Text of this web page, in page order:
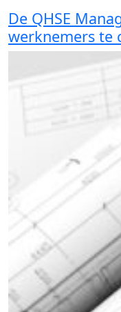
De QHSE
werknemers te